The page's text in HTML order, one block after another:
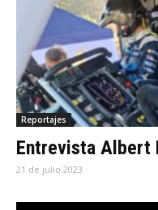
Reportajes
Entrevista Albert
21 de julio 2023